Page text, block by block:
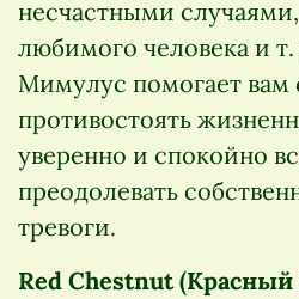
несчастными
любимого человека и т.
Мимулус помогает вам
противостоять
уверенно и спокойно
преодолевать
тревоги.
Red Chestnut